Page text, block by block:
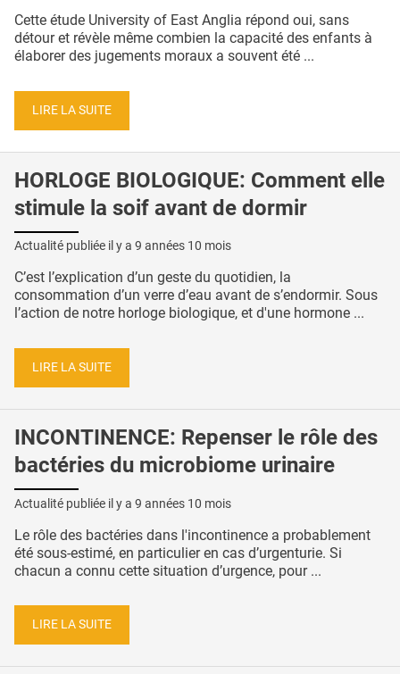
Cette étude University of East Anglia répond oui, sans
détour et révèle même combien la capacité des enfants à
élaborer des jugements moraux a souvent été ...
LIRE LA SUITE
HORLOGE BIOLOGIQUE: Comment elle
stimule la soif avant de dormir
Actualité publiée il y a 9 années 10 mois
C’est l’explication d’un geste du quotidien, la
consommation d’un verre d’eau avant de s’endormir. Sous
l’action de notre horloge biologique, et d'une hormone ...
LIRE LA SUITE
INCONTINENCE: Repenser le rôle des
bactéries du microbiome urinaire
Actualité publiée il y a 9 années 10 mois
Le rôle des bactéries dans l'incontinence a probablement
été sous-estimé, en particulier en cas d’urgenturie. Si
chacun a connu cette situation d’urgence, pour ...
LIRE LA SUITE